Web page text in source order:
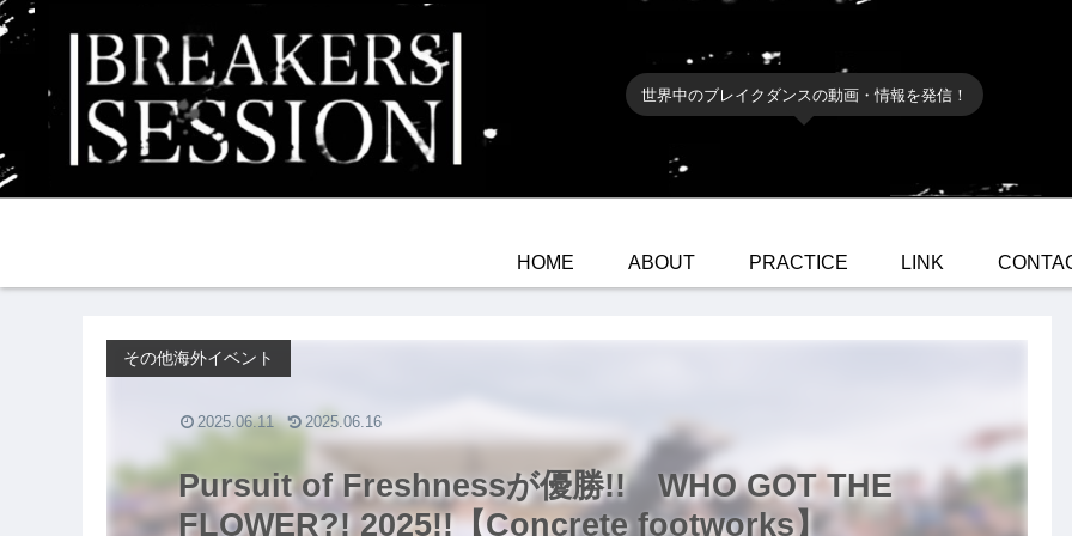
世界中のブレイクダンスの動画・情報を発信！
HOME ABOUT PRACTICE LINK
Pursuit of Freshnessが優勝!! WHO GOT THE
FLOWER?! 2025!!【Concrete footworks】
その他海外イベント
2025.06.11 2025.06.16